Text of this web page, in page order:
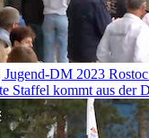
| Jugend-DM 2023
Staffel kommt aus der